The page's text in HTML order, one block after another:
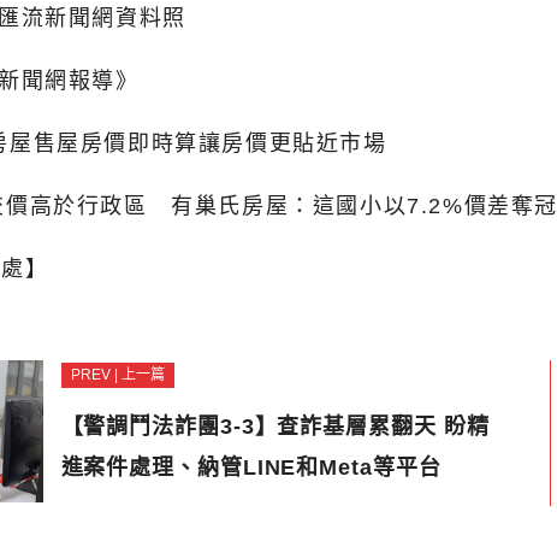
流新聞網資料照
聞網報導》
售屋房價即時算讓房價更貼近市場
價高於行政區 有巢氏房屋：這國小以7.2%價差奪冠
】
PREV | 上一篇
【警調鬥法詐團3-3】查詐基層累翻天 盼精
進案件處理、納管LINE和Meta等平台